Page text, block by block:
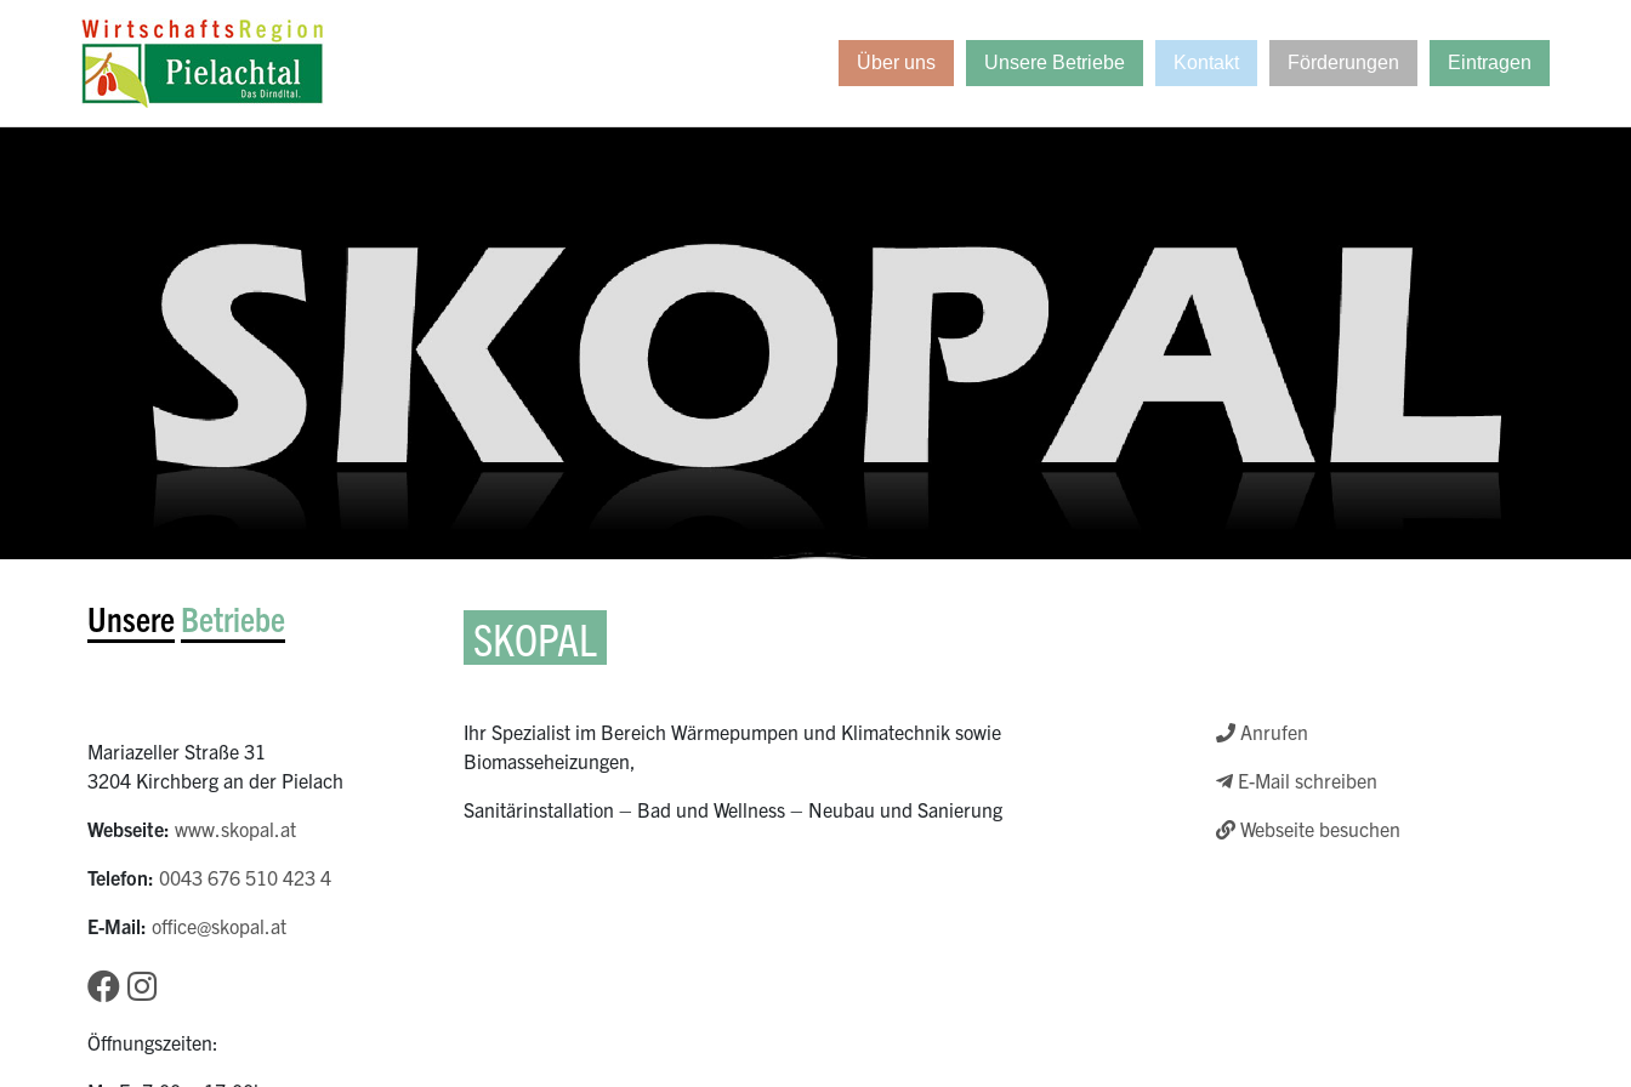
Über uns Unsere Betriebe Kontakt Förderungen Eintragen
UnsereBetriebe SKOPAL
Mariazeller Straße 31
3204 Kirchberg an der Pielach
Webseite: www.skopal.at
Telefon: 0043 676 510 423 4
E-Mail: office@skopal.at
Öffnungszeiten:
Ihr Spezialist im Bereich Wärmepumpen und Klimatechnik sowie
Biomasseheizungen,
Sanitärinstallation – Bad und Wellness – Neubau und Sanierung
Anrufen
E-Mail schreiben
Webseite besuchen